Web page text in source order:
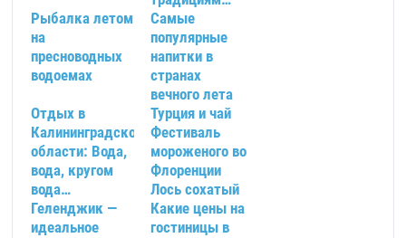
Рыбалка летом
на
пресноводных
водоемах
Самые
популярные
напитки в
странах
вечного лета
Отдых в
Калининградской
области: Вода,
вода, кругом
вода…
Турция и чай
Фестиваль
мороженого во
Флоренции
Лось сохатый
Геленджик —
идеальное
Какие цены на
гостиницы в